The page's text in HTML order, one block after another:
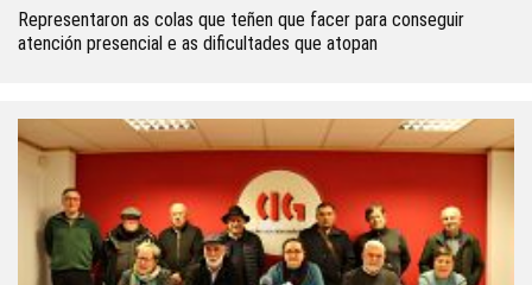
Representaron as colas que teñen que facer para conseguir
atención presencial e as dificultades que atopan